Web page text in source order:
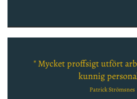
" Mycket proffsigt utfört
kunnig
Patrick Strömsnes